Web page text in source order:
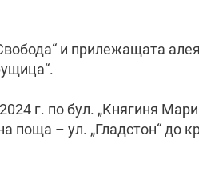
и прилежащата
г. по бул. „Княгиня
поща – ул. „Гладстон“ до